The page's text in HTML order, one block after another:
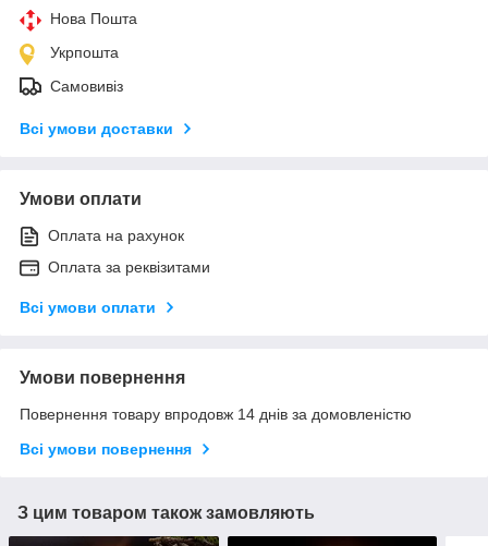
Нова Пошта
Укрпошта
Самовивіз
Всі умови доставки
Умови оплати
Оплата на рахунок
Оплата за реквізитами
Всі умови оплати
Умови повернення
Повернення товару впродовж 14 днів за домовленістю
Всі умови повернення
З цим товаром також замовляють